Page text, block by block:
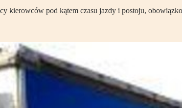
kierowców pod kątem czasu jazdy i postoju,